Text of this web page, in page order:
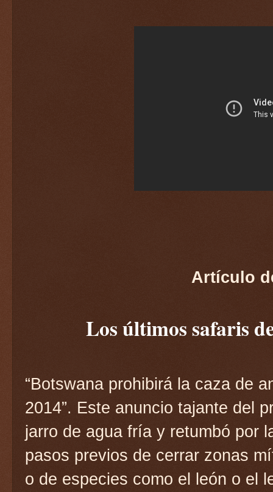
Artículo
Los últimos safaris
“Botswana prohibirá la caza de
2014”. Este anuncio tajante del
jarro de agua fría y retumbó por
pasos previos de cerrar zonas
o de especies como el león o el